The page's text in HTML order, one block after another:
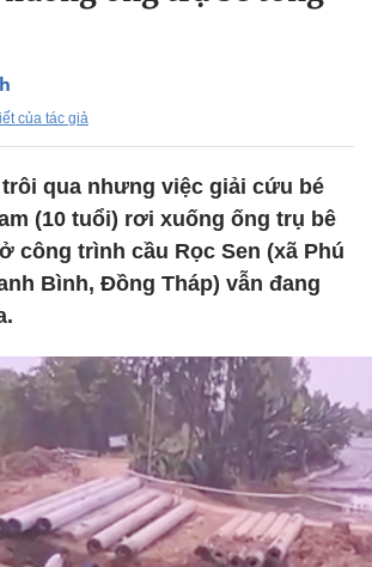
của tác giả
qua nhưng việc giải cứu bé
(10 tuổi) rơi xuống ống trụ bê
công trình cầu Rọc Sen (xã Phú
Bình, Đồng Tháp) vẫn đang